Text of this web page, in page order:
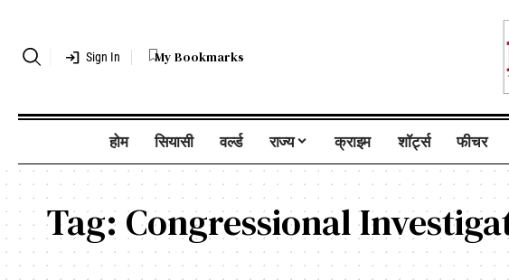
Sign In My Bookmarks
होम सियासी वर्ल्ड राज्य क्राइम शॉर्ट्स फीचर
Tag: Congressional